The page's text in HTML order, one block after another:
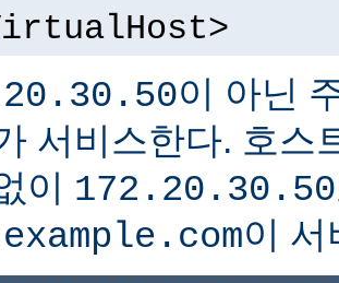
이 아닌
서비스한다. 호스
이 172.20.30.50
이 서